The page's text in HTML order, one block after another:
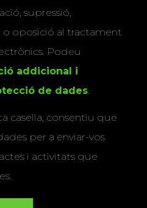
supressió,
oposició al tractament
Podeu
addicional i
de dades.
casella, consentiu que
per a enviar-vos
i activitats que